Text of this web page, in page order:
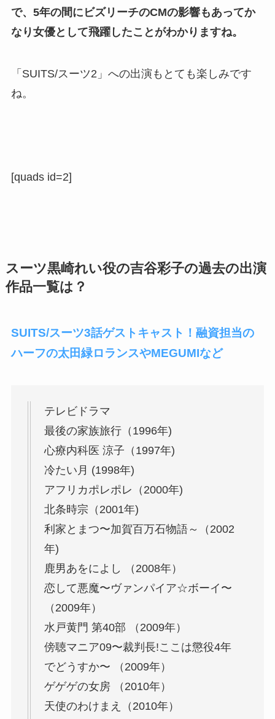
で、5年の間にビズリーチのCMの影響もあってか
なり女優として飛躍したことがわかりますね。
「SUITS/スーツ2」への出演もとても楽しみです
ね。
[quads id=2]
スーツ黒崎れい役の吉谷彩子の過去の出演
作品一覧は？
SUITS/スーツ3話ゲストキャスト！融資担当の
ハーフの太田緑ロランスやMEGUMIなど
テレビドラマ
最後の家族旅行（1996年)
心療内科医 涼子（1997年)
冷たい月 (1998年)
アフリカポレポレ（2000年)
北条時宗（2001年)
利家とまつ〜加賀百万石物語～（2002
年)
鹿男あをによし （2008年）
恋して悪魔〜ヴァンパイア☆ボーイ〜
（2009年）
水戸黄門 第40部 （2009年）
傍聴マニア09〜裁判長!ここは懲役4年
でどうすか〜 （2009年）
ゲゲゲの女房 （2010年）
天使のわけまえ（2010年）